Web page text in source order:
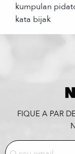
kumpulan
kata bijak
FIQUE A PAR